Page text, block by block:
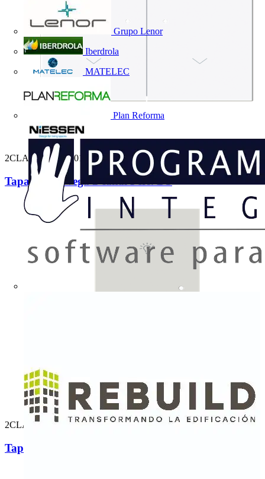
Grupo Lenor
Iberdrola
MATELEC
Plan Reforma
2CLA882643A1001
Tapa sensor Vega 2 canal Pers. BT
2CLA882642A6201
Tapa sensor Vega 2 can izq. Luz DN